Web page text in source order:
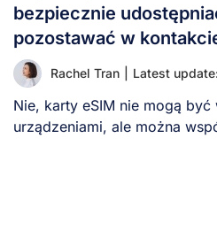
bezpiecznie
pozostawać w
Rachel Tran Latest
Nie, karty eSIM nie mogą być
urządzeniami, ale można